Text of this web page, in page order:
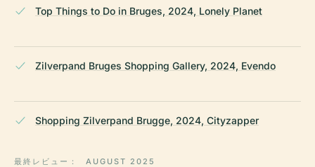
Top Things to Do in Bruges, 2024, Lonely Planet
Zilverpand Bruges Shopping Gallery, 2024, Evendo
Shopping Zilverpand Brugge, 2024, Cityzapper
最終レビュー： AUGUST 2025